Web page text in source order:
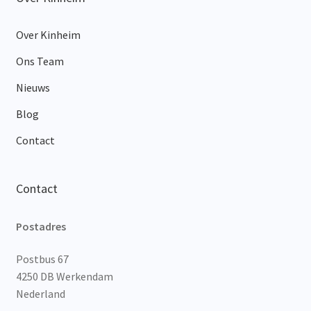
Over Kinheim
Ons Team
Nieuws
Blog
Contact
Contact
Postadres
Postbus 67
4250 DB Werkendam
Nederland